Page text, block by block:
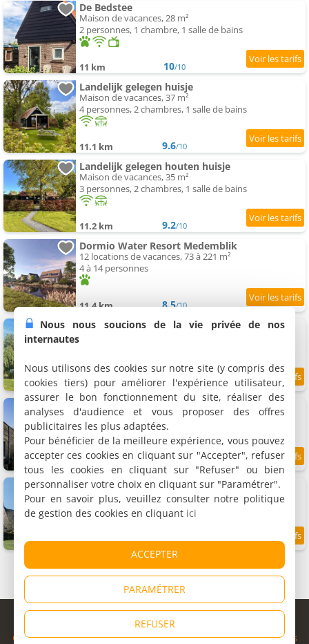
De Bedstee
Maison de vacances, 28 m²
2 personnes, 1 chambre, 1 salle de bains
11 km 10/10
Landelijk gelegen huisje
Maison de vacances, 37 m²
4 personnes, 2 chambres, 1 salle de bains
11.1 km 9.6/10
Landelijk gelegen houten huisje
Maison de vacances, 35 m²
3 personnes, 2 chambres, 1 salle de bains
11.2 km 9.2/10
Dormio Water Resort Medemblik
12 locations de vacances, 73 à 221 m²
4 à 14 personnes
11.4 km 8.5/10
De Weideblom
11.8 km 9.5/10
De oude walnoot
Maison de vacances, 65 m²
3 personnes, 1 chambre, 1 salle de bains
11.8 km 9.6
Chez Marly
Appartement, 70 m²
4 personnes, 1 chambre, 1 salle de bains
12 km 9.3/10
© Copyright 1998 - 2026
Cybevasion|Mentions légales|Confidentialité|CGU|Informations
Nous nous soucions de la vie privée de nos
internautes
Nous utilisons des cookies sur notre site (y compris des
cookies tiers) pour améliorer l'expérience utilisateur,
assurer le bon fonctionnement du site, réaliser des
analyses d'audience et vous proposer des offres
publicitaires les plus adaptées.
Pour bénéficier de la meilleure expérience, vous pouvez
accepter ces cookies en cliquant sur "Accepter", refuser
tous les cookies en cliquant sur "Refuser" ou bien
personnaliser votre choix en cliquant sur "Paramétrer".
Pour en savoir plus, veuillez consulter notre politique
de gestion des cookies en cliquant ici
ACCEPTER
PARAMÉTRER
REFUSER